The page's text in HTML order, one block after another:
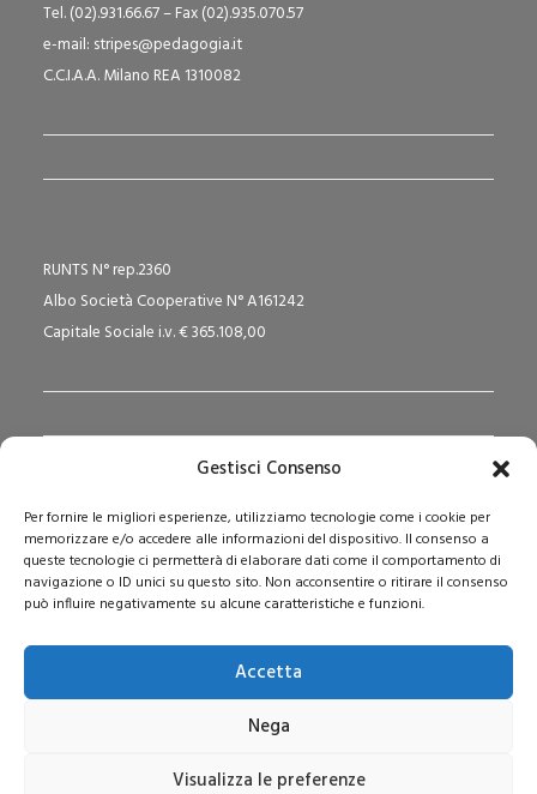
Gestisci Consenso
Per fornire le migliori esperienze, utilizziamo tecnologie come i cookie per
memorizzare e/o accedere alle informazioni del dispositivo. Il consenso a
queste tecnologie ci permetterà di elaborare dati come il comportamento di
navigazione o ID unici su questo sito. Non acconsentire o ritirare il consenso
può influire negativamente su alcune caratteristiche e funzioni.
Accetta
Nega
Visualizza le preferenze
Tel. (02).931.66.67 – Fax (02).935.070.57
e-mail: stripes@pedagogia.it
C.C.I.A.A. Milano REA 1310082
RUNTS N° rep.2360
Albo Società Cooperative N° A161242
Capitale Sociale i.v. € 365.108,00
Via San Domenico Savio, 6 – 20017 Rho (MI)
Reg. Tribunale: n. 187 del 29/03/97 | ISSN: 1593-2259
Web:www.pedagogia.it
© 2026 Pedagogia.it. Tutti i diritti riservati